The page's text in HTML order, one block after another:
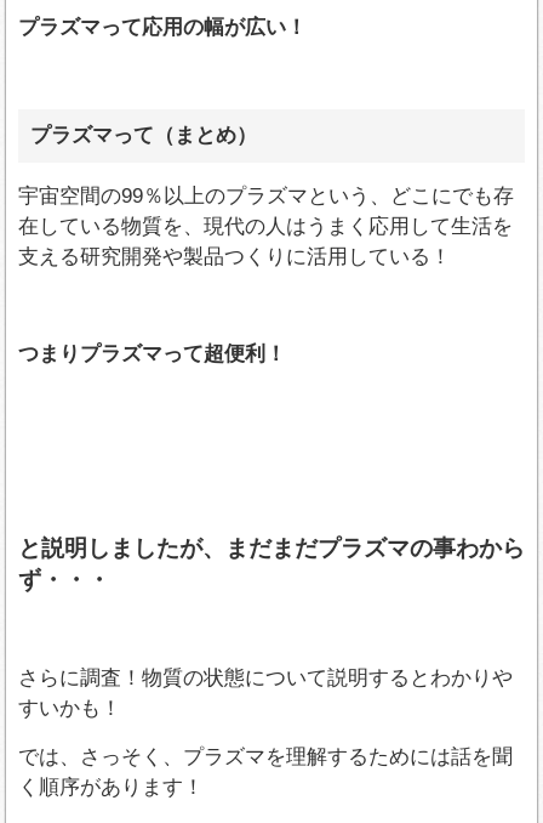
プラズマって応用の幅が広い！
プラズマって（まとめ）
宇宙空間の99％以上のプラズマという、どこにでも存
在している物質を、現代の人はうまく応用して生活を
支える研究開発や製品つくりに活用している！
つまりプラズマって超便利！
と説明しましたが、まだまだプラズマの事わから
ず・・・
さらに調査！物質の状態について説明するとわかりや
すいかも！
では、さっそく、プラズマを理解するためには話を聞
く順序があります！